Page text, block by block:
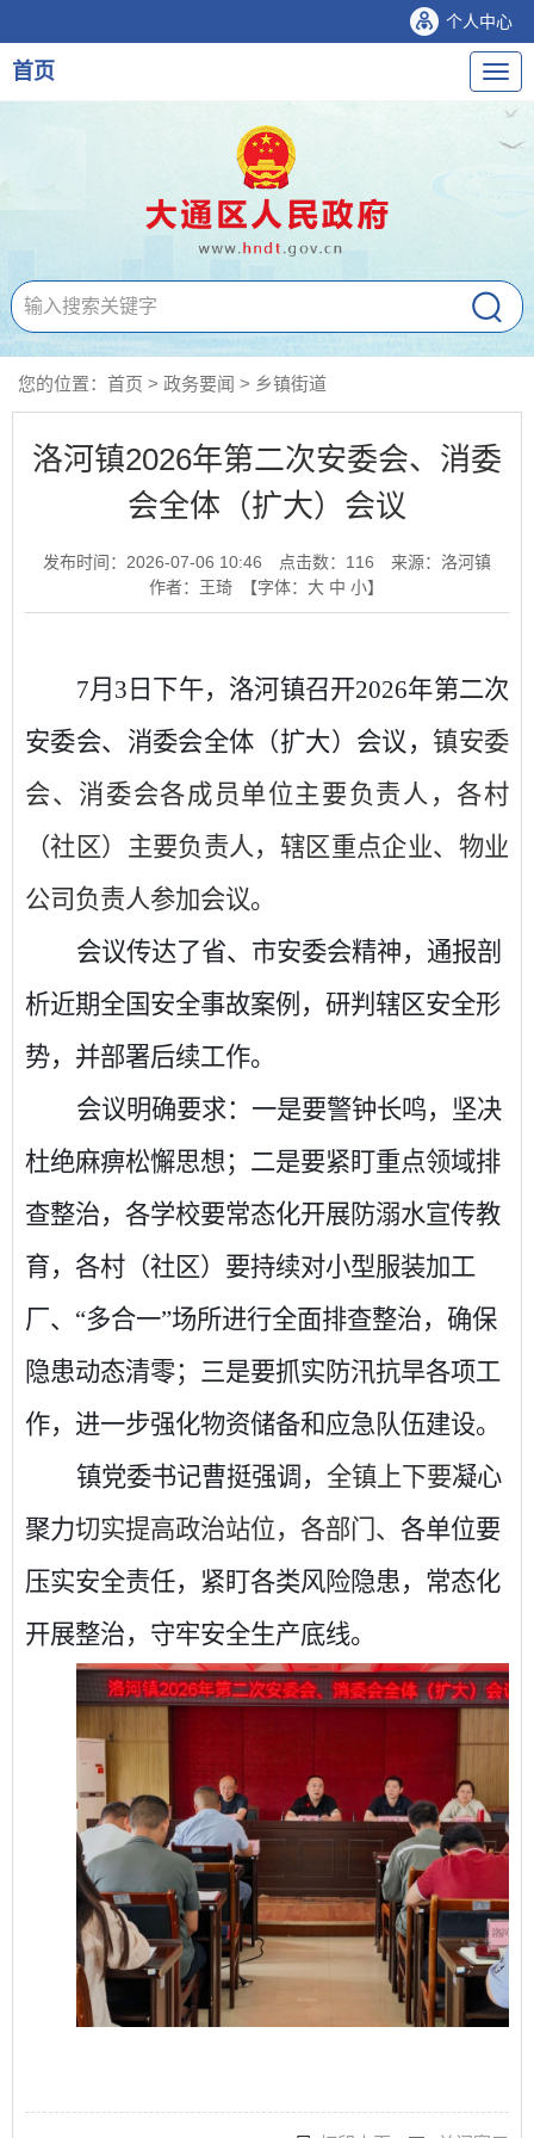
个人中心
导
航
首页
您的位置： 首页 > 政务要闻 > 乡镇街道
洛河镇2026年第二次安委会、消委
会全体（扩大）会议
发布时间：2026-07-06 10:46 点击数： 116
来源：洛河镇
作者：王琦
【字体： 大 中 小】
7月3日下午，洛河镇召开2026年第二次
安委会、消委会全体（扩大）会议， 镇安委
会、消委会各成员单位主要负责人，各村
（社区）主要负责人，辖区重点企业、物业
公司负责人参加会议。
会议传达了省、市安委会精神，通报剖
析近期全国安全事故案例，研判辖区安全形
势，并部署后续工作。
会议明确要求：一是要警钟长鸣，坚决
杜绝麻痹松懈思想；二是要紧盯重点领域排
查整治，各学校要常态化开展防溺水宣传教
育，各村（社区）要持续对小型服装加工
厂、 “多合一”场所进行全面排查整治，确保
隐患动态清零；三是要抓实防汛抗旱各项工
作，进一步强化物资储备和应急队伍建设。
镇党委书记曹挺强调， 全镇上下要凝心
聚力切实提高政治站位，各部门、 各单位要
压实安全责任，紧盯各类风险隐患，常态化
开展整治，守牢安全生产底线。